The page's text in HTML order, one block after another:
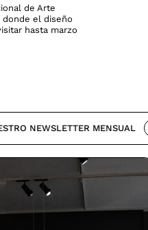
de Arte
donde el diseño
hasta marzo
MENSUAL VER MÁS